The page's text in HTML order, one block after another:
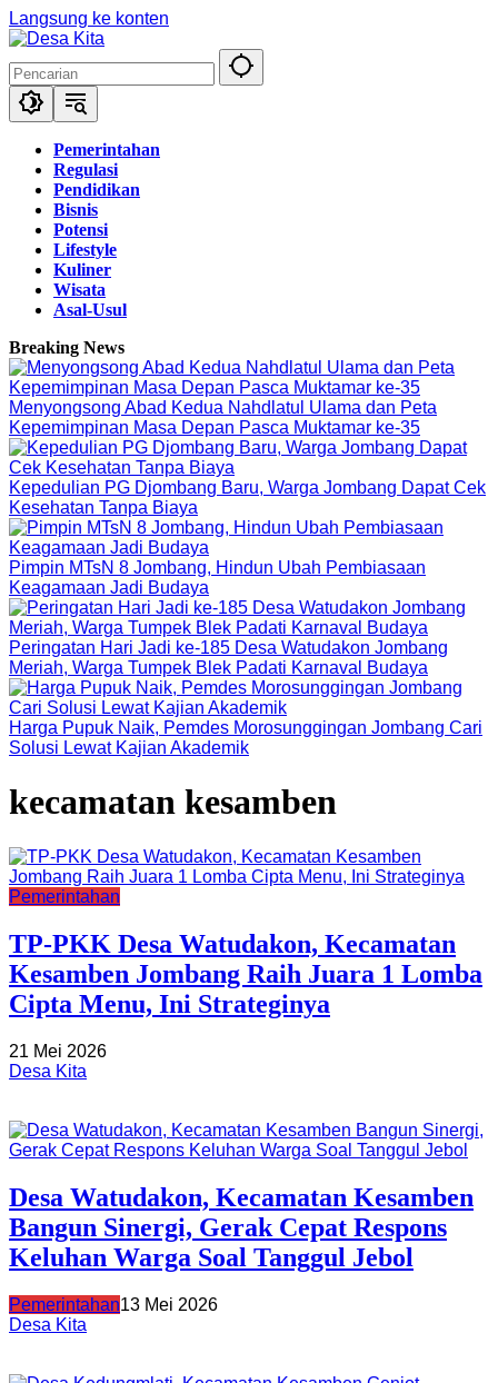
Langsung ke konten
Pemerintahan
Regulasi
Pendidikan
Bisnis
Potensi
Lifestyle
Kuliner
Wisata
Asal-Usul
Breaking News
Menyongsong Abad Kedua Nahdlatul Ulama dan Peta
Kepemimpinan Masa Depan Pasca Muktamar ke-35
Kepedulian PG Djombang Baru, Warga Jombang Dapat Cek
Kesehatan Tanpa Biaya
Pimpin MTsN 8 Jombang, Hindun Ubah Pembiasaan
Keagamaan Jadi Budaya
Peringatan Hari Jadi ke-185 Desa Watudakon Jombang
Meriah, Warga Tumpek Blek Padati Karnaval Budaya
Harga Pupuk Naik, Pemdes Morosunggingan Jombang Cari
Solusi Lewat Kajian Akademik
kecamatan kesamben
Pemerintahan
TP-PKK Desa Watudakon, Kecamatan
Kesamben Jombang Raih Juara 1 Lomba
Cipta Menu, Ini Strateginya
21 Mei 2026
Desa Kita
Desa Watudakon, Kecamatan Kesamben
Bangun Sinergi, Gerak Cepat Respons
Keluhan Warga Soal Tanggul Jebol
Pemerintahan13 Mei 2026
Desa Kita